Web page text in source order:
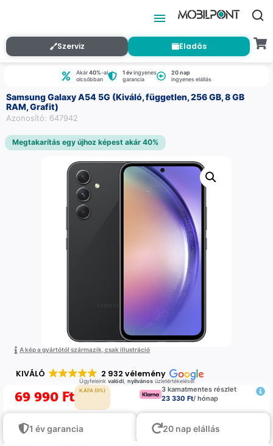
Szerviz Eladás
Akár40%-al
olcsóbban
1 évingyenes
garancia
20 nap
ingyenes elállás
Samsung Galaxy A54 5G (Kiváló, független, 256 GB, 8 GB
RAM, Grafit)
Azonosító: 647942
Megtakarítás egy újhoz képest akár 40%
A kép a gyártótól származik, csak illustráció
KIVÁLÓ 2 932 vélemény
Ügyfeleink valódi, nyilvánosüzletértékelései
69 990 Ft K.ÁFA (0%)
3 kamatmentes részlet
23 330 Ft/ hónap
1 év garancia 20 nap elállás